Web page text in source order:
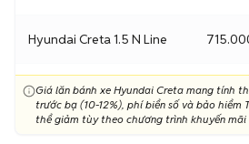
Hyundai Creta 1.5 N Line
Giá lăn bánh xe Hyundai Creta mang tính
trước bạ (10-12%), phí biển số và bảo hiểm
thể giảm tùy theo chương trình khuyến mãi